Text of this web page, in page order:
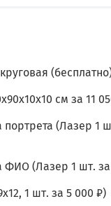
см за 11
(Лазер 1
ФИО (Лазер 1 шт. за
1 шт. за 5 000 ₽)